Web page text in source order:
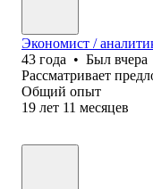
Экономист /
43 года • Был вчера
Рассматривает
Общий опыт
19 лет 11 месяцев